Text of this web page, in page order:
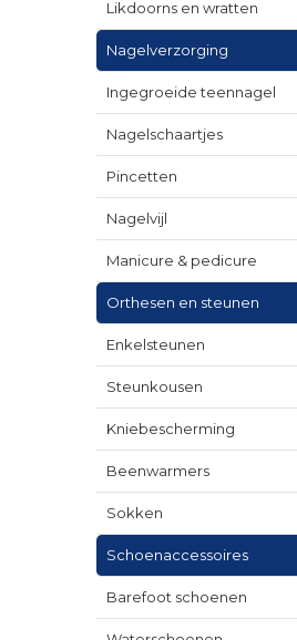
Likdoorns en wratten
Nagelverzorging
Ingegroeide teennagel
Nagelschaartjes
Pincetten
Nagelvijl
Manicure & pedicure
Orthesen en steunen
Enkelsteunen
Steunkousen
Kniebescherming
Beenwarmers
Sokken
Schoenaccessoires
Barefoot schoenen